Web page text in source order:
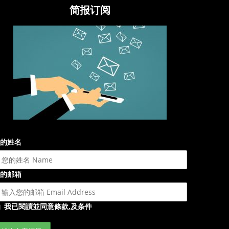
简报订阅
姓名
邮箱
我已閱讀並同意條款,及条件